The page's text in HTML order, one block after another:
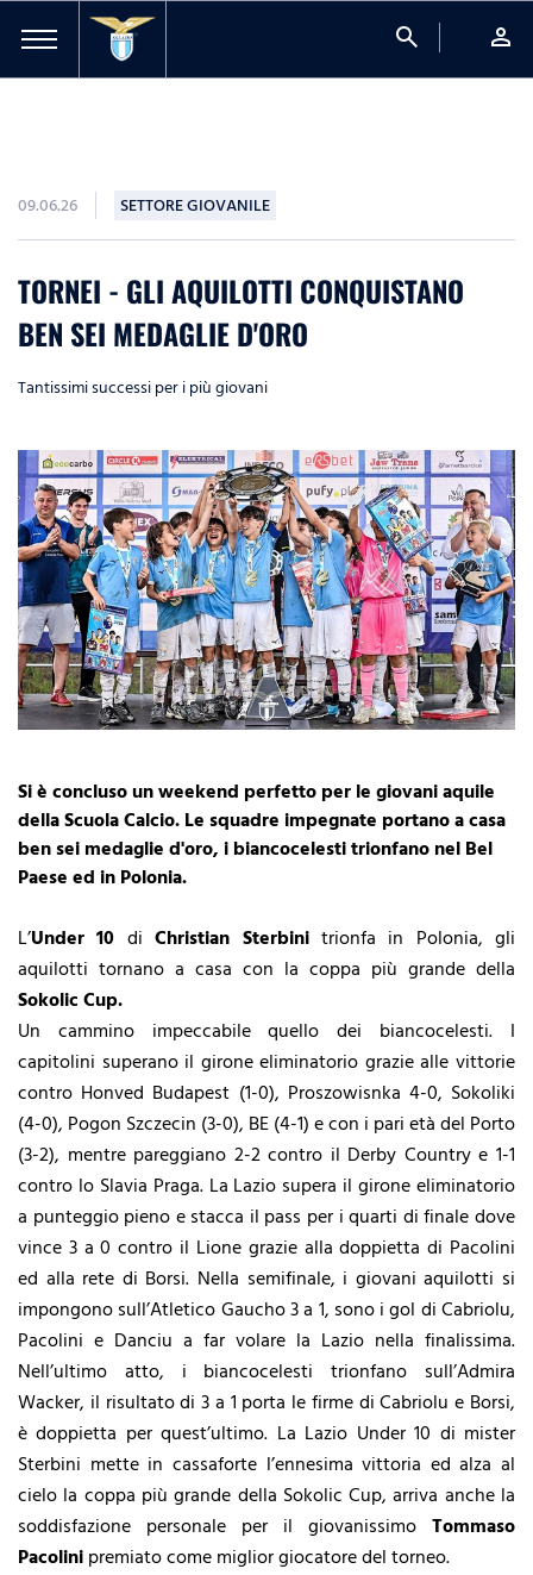
search person
09.06.26 SETTORE GIOVANILE
TORNEI - GLI AQUILOTTI CONQUISTANO
BEN SEI MEDAGLIE D'ORO
Tantissimi successi per i più giovani
Si è concluso un weekend perfetto per le giovani aquile
della Scuola Calcio. Le squadre impegnate portano a casa
ben sei medaglie d'oro, i biancocelesti trionfano nel Bel
Paese ed in Polonia.
L’Under 10 diChristian Sterbinitrionfa in Polonia, gli
aquilotti tornano a casa con la coppa più grande della
Sokolic Cup.
Un cammino impeccabile quello dei biancocelesti. I
capitolini superano il girone eliminatorio grazie alle vittorie
contro Honved Budapest (1-0), Proszowisnka 4-0, Sokoliki
(4-0), Pogon Szczecin (3-0), BE (4-1) e con i pari età del Porto
(3-2), mentre pareggiano 2-2 contro il Derby Country e 1-1
contro lo Slavia Praga. La Lazio supera il girone eliminatorio
a punteggio pieno e stacca il pass per i quarti di finale dove
vince 3 a 0 contro il Lione grazie alla doppietta di Pacolini
ed alla rete di Borsi. Nella semifinale, i giovani aquilotti si
impongono sull’Atletico Gaucho 3 a 1, sono i gol di Cabriolu,
Pacolini e Danciu a far volare la Lazio nella finalissima.
Nell’ultimo atto, i biancocelesti trionfano sull’Admira
Wacker, il risultato di 3 a 1 porta le firme di Cabriolu e Borsi,
è doppietta per quest’ultimo. La Lazio Under 10 di mister
Sterbini mette in cassaforte l’ennesima vittoria ed alza al
cielo la coppa più grande della Sokolic Cup, arriva anche la
soddisfazione personale per il giovanissimo Tommaso
Pacolinipremiato come miglior giocatore del torneo.